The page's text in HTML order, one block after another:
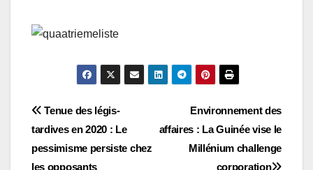
Navigation
de
Environnement des
affaires : La Guinée vise le
Millénium challenge
corporation
Tenue des légis-
tardives en 2020 : Le
pessimisme persiste chez
les opposants